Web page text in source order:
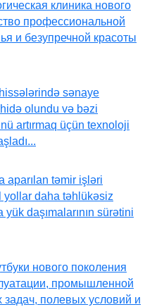
клиника нового
профессиональной
и безупречной красоты
sənaye
olundu və bəzi
artırmaq üçün texnoloji
aparılan təmir işləri
yollar daha təhlükəsiz
daşımalarının sürətini
нового поколения
промышленной
полевых условий и